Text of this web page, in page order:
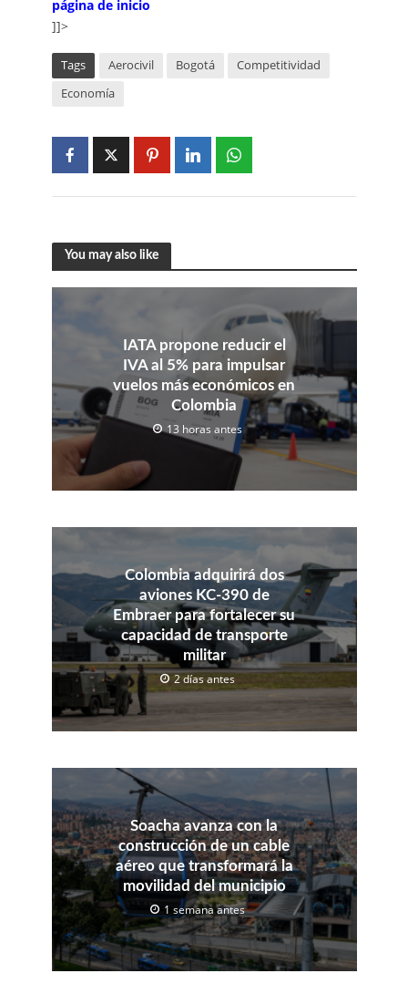
página de inicio
]]>
Tags Aerocivil Bogotá
Competitividad
Economía
You may also like
IATA propone reducir el
IVA al 5% para impulsar
vuelos más económicos en
Colombia
13 horas antes
Colombia adquirirá dos
aviones KC-390 de
Embraer para fortalecer su
capacidad de transporte
militar
2 días antes
Soacha avanza con la
construcción de un cable
aéreo que transformará la
movilidad del municipio
1 semana antes